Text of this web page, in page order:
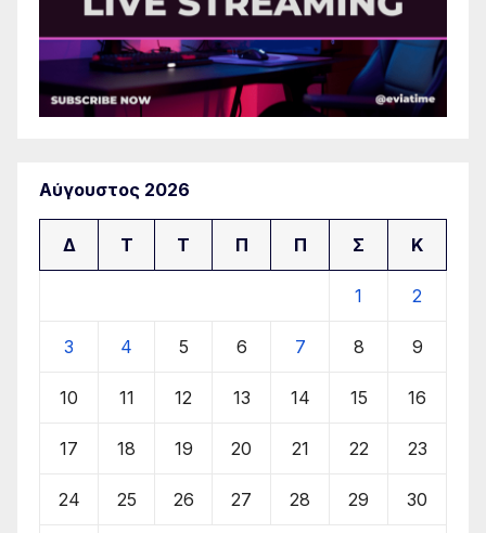
Αύγουστος 2026
Δ Τ Τ Π Π Σ Κ
1 2
3 4 5 6 7 8 9
10 11 12 13 14 15 16
17 18 19 20 21 22 23
24 25 26 27 28 29 30